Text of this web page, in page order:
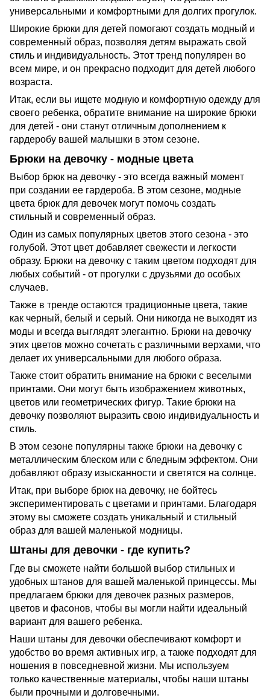
универсальными и комфортными для долгих прогулок.
Широкие брюки для детей помогают создать модный и
современный образ, позволяя детям выражать свой
стиль и индивидуальность. Этот тренд популярен во
всем мире, и он прекрасно подходит для детей любого
возраста.
Итак, если вы ищете модную и комфортную одежду для
своего ребенка, обратите внимание на широкие брюки
для детей - они станут отличным дополнением к
гардеробу вашей малышки в этом сезоне.
Брюки на девочку - модные цвета
Выбор брюк на девочку - это всегда важный момент
при создании ее гардероба. В этом сезоне, модные
цвета брюк для девочек могут помочь создать
стильный и современный образ.
Один из самых популярных цветов этого сезона - это
голубой. Этот цвет добавляет свежести и легкости
образу. Брюки на девочку с таким цветом подходят для
любых событий - от прогулки с друзьями до особых
случаев.
Также в тренде остаются традиционные цвета, такие
как черный, белый и серый. Они никогда не выходят из
моды и всегда выглядят элегантно. Брюки на девочку
этих цветов можно сочетать с различными верхами, что
делает их универсальными для любого образа.
Также стоит обратить внимание на брюки с веселыми
принтами. Они могут быть изображением животных,
цветов или геометрических фигур. Такие брюки на
девочку позволяют выразить свою индивидуальность и
стиль.
В этом сезоне популярны также брюки на девочку с
металлическим блеском или с бледным эффектом. Они
добавляют образу изысканности и светятся на солнце.
Итак, при выборе брюк на девочку, не бойтесь
экспериментировать с цветами и принтами. Благодаря
этому вы сможете создать уникальный и стильный
образ для вашей маленькой модницы.
Штаны для девочки - где купить?
Где вы сможете найти большой выбор стильных и
удобных штанов для вашей маленькой принцессы. Мы
предлагаем брюки для девочек разных размеров,
цветов и фасонов, чтобы вы могли найти идеальный
вариант для вашего ребенка.
Наши штаны для девочки обеспечивают комфорт и
удобство во время активных игр, а также подходят для
ношения в повседневной жизни. Мы используем
только качественные материалы, чтобы наши штаны
были прочными и долговечными.